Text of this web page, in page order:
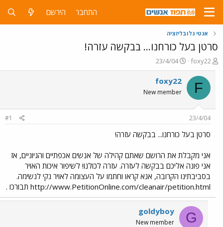
התחבר הירשם
אנטי גלובליזציה
סרטן בעל כורחנו... בבקשה עזרה!
פ
ו
ת
ח
ה
ש
א
foxy22
פ
ו
ר
ם
ר
23/4/04
F
foxy22
New member
23/4/04
#1
סרטן בעל כורחנו... בבקשה עזרה!
אני מקבלת את הרושם שאתם קהילה של אנשים אכפתיים והגיוניים, אז
אני פונה אליכם בבקשה לעזרה. עזרה לכולנו! לשיפור איכות האויר
בסביבתינו הקרובה, אנא קראו וחתמו על העצומה לאויר נקי לנשימה.
http://www.PetitionOnline.com/cleanair/petition.html תבורכו .
G
goldyboy
New member